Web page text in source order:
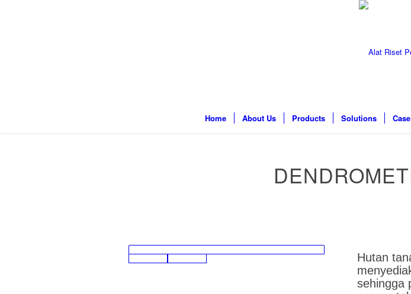
Home About Us Products Solutions
Hutan
sehingga